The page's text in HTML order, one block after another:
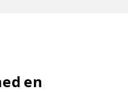
en